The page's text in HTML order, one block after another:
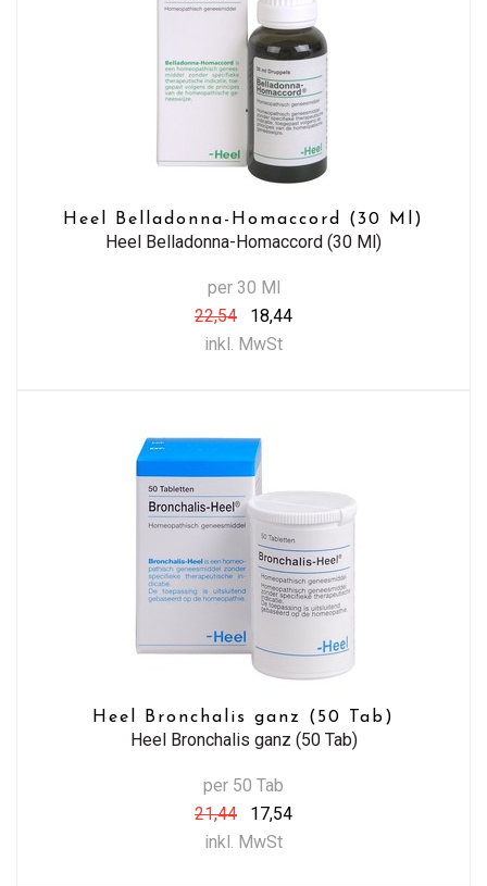
Heel Belladonna-Homaccord (30 Ml)
Heel Belladonna-Homaccord (30 Ml)
per 30 Ml
22,54
18,44
inkl. MwSt
Heel Bronchalis ganz (50 Tab)
Heel Bronchalis ganz (50 Tab)
per 50 Tab
21,44
17,54
inkl. MwSt